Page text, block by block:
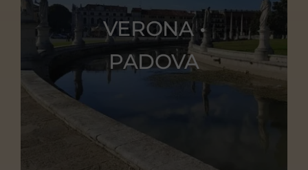
VERONA •
PADOVA